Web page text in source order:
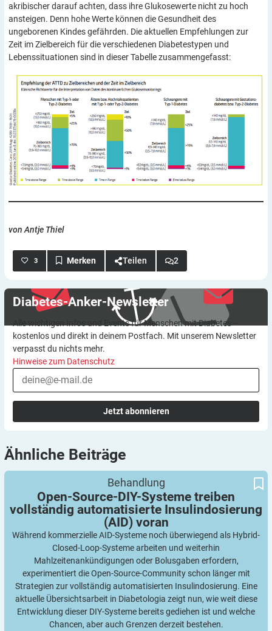
akribischer darauf achten, dass ihre Glukosewerte nicht zu hoch
ansteigen. Denn hohe Werte können die Gesundheit des
ungeborenen Kindes gefährden. Die aktuellen Empfehlungen zur
Zeit im Zielbereich für die verschiedenen Diabetestypen und
Lebenssituationen sind in dieser Tabelle zusammengefasst:
von Antje Thiel
3 Teilen 2
Diabetes-Anker-Newsletter
Alle wichtigen Infos und Events für Menschen mit Diabetes –
kostenlos und direkt in deinem Postfach. Mit unserem Newsletter
verpasst du nichts mehr.
Hinweise zum Datenschutz
Jetzt abonnieren
Ähnliche Beiträge
Open-Source-DIY-Systeme treiben vollständig automatisierte
Insulindosierung (AID) voran
Behandlung
Open-Source-DIY-Systeme treiben
vollständig automatisierte Insulindosierung
(AID) voran
Während kommerzielle AID-Systeme noch überwiegend als Hybrid-
Closed-Loop-Systeme arbeiten und weiterhin
Mahlzeitenankündigungen oder Bolusgaben erfordern,
experimentiert die Open-Source-Community schon länger mit
Strategien zur vollständig automatisierten Insulindosierung. Eine
aktuelle Übersichtsarbeit in Diabetologia zeigt nun, wie weit diese
Entwicklung dieser DIY-Systeme bereits gediehen ist und welche
Chancen, aber auch Grenzen derzeit bestehen.